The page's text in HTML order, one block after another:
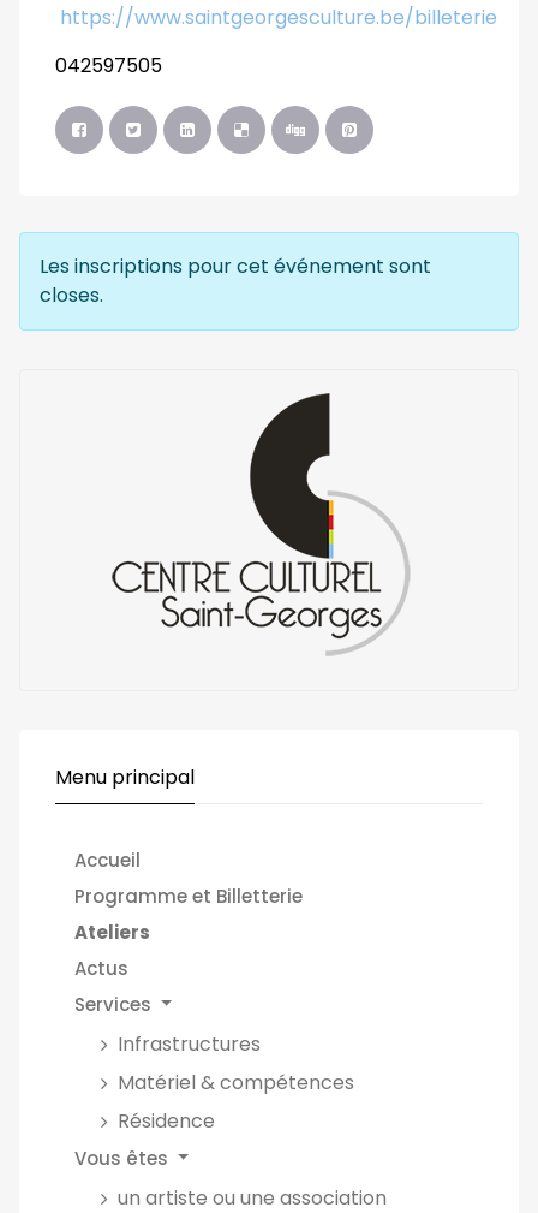
https://www.saintgeorgesculture.be/billeterie
042597505
Les inscriptions pour cet événement sont
closes.
Menu principal
Accueil
Programme et Billetterie
Ateliers
Actus
Services
Infrastructures
Matériel & compétences
Résidence
Vous êtes
un artiste ou une association